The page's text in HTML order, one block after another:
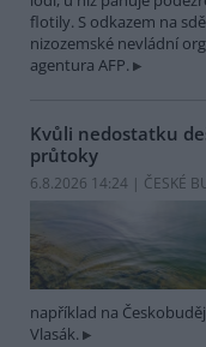
flotily. S odkazem na
nizozemské nevládní
agentura AFP.
Kvůli nedostatku
průtoky
6.8.2026 14:24 | ČESKÉ
například na
Vlasák.